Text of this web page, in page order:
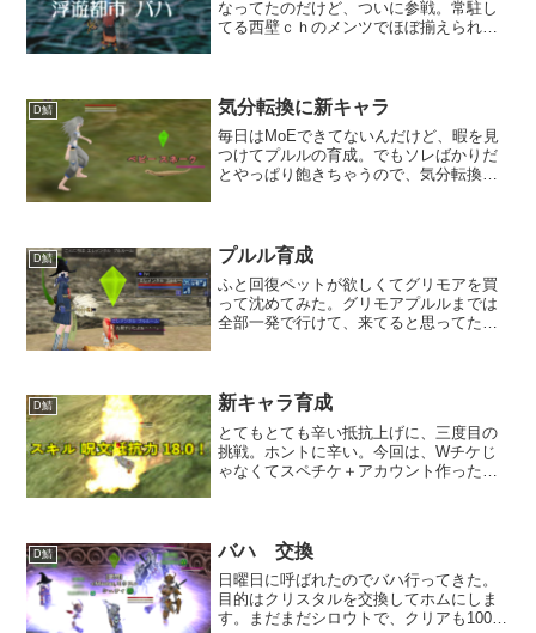
なってたのだけど、ついに参戦。常駐し
てる西壁ｃｈのメンツでほぼ揃えられた
行ってたんだけど、...
D鯖 気分転換に新キャラ
毎日はMoEできてないんだけど、暇を見
つけてプルルの育成。でもソレばかりだ
とやっぱり飽きちゃうので、気分転換に
たらない。のんびりあ...
D鯖 プルル育成
ふと回復ペットが欲しくてグリモアを買
って沈めてみた。グリモアプルルまでは
全部一発で行けて、来てると思ってたけ
ライムが楽とか。確かに楽...
D鯖 新キャラ育成
とてもとても辛い抵抗上げに、三度目の
挑戦。ホントに辛い。今回は、Wチケじ
ゃなくてスペチケ＋アカウント作ったと
ってスキルアップ無しと...
D鯖 バハ 交換
日曜日に呼ばれたのでバハ行ってきた。
目的はクリスタルを交換してホムにしま
す。まだまだシロウトで、クリアも100%